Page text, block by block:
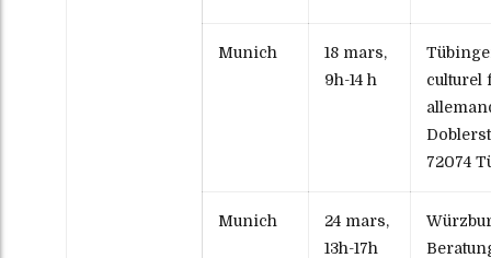
Munich
18 mars,
9h-14 h
culturel
72074
Munich
24 mars,
13h-17h